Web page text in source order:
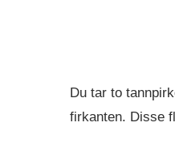
Du tar to
firkanten. Disse